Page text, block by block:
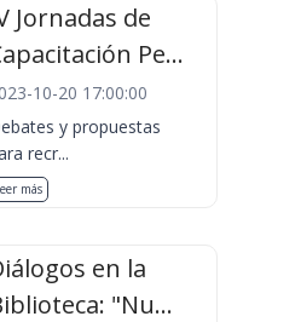
Jornadas de
Pe...
10-20 17:00:00
y propuestas
recr...
más
en la
"Nu...